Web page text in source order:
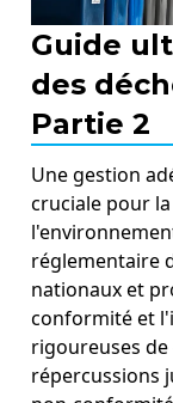
Guide
des
Partie 2
Une gestion
cruciale pour
réglementaire
nationaux et
conformité et
rigoureuses
répercussions